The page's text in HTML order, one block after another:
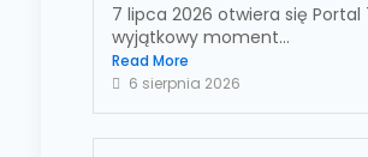
7 lipca 2026 otwiera się Portal
wyjątkowy moment...
Read More
6 sierpnia 2026